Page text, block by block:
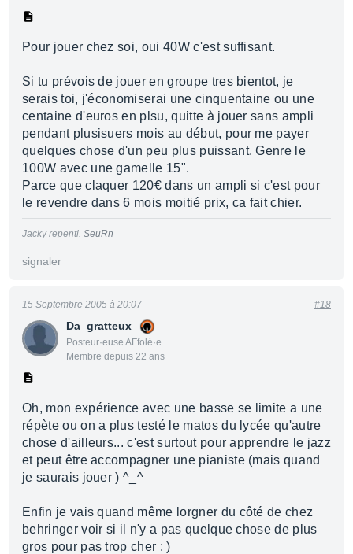
Pour jouer chez soi, oui 40W c'est suffisant.
Si tu prévois de jouer en groupe tres bientot, je
serais toi, j'économiserai une cinquentaine ou une
centaine d'euros en plsu, quitte à jouer sans ampli
pendant plusisuers mois au début, pour me payer
quelques chose d'un peu plus puissant. Genre le
100W avec une gamelle 15".
Parce que claquer 120€ dans un ampli si c'est pour
le revendre dans 6 mois moitié prix, ca fait chier.
Jacky repenti. SeuRn
signaler
Da_gratteux
Posteur·euse AFfolé·e
Membre depuis 22 ans
15 Septembre 2005 à 20:07 #18
Oh, mon expérience avec une basse se limite a une
répète ou on a plus testé le matos du lycée qu'autre
chose d'ailleurs... c'est surtout pour apprendre le jazz
et peut être accompagner une pianiste (mais quand
je saurais jouer ) ^_^
Enfin je vais quand même lorgner du côté de chez
behringer voir si il n'y a pas quelque chose de plus
gros pour pas trop cher : )